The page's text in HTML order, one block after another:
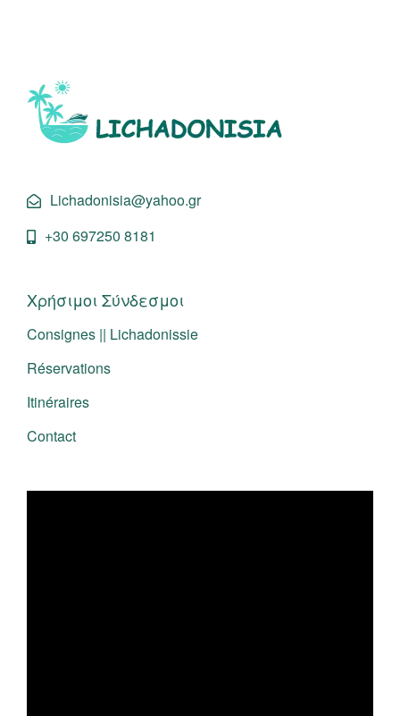
Lichadonisia@yahoo.gr
+30 697250 8181
Χρήσιμοι Σύνδεσμοι
Consignes || Lichadonissie
Réservations
Itinéraires
Contact